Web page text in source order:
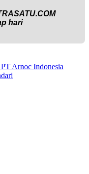
hari
Arnoc Indonesia